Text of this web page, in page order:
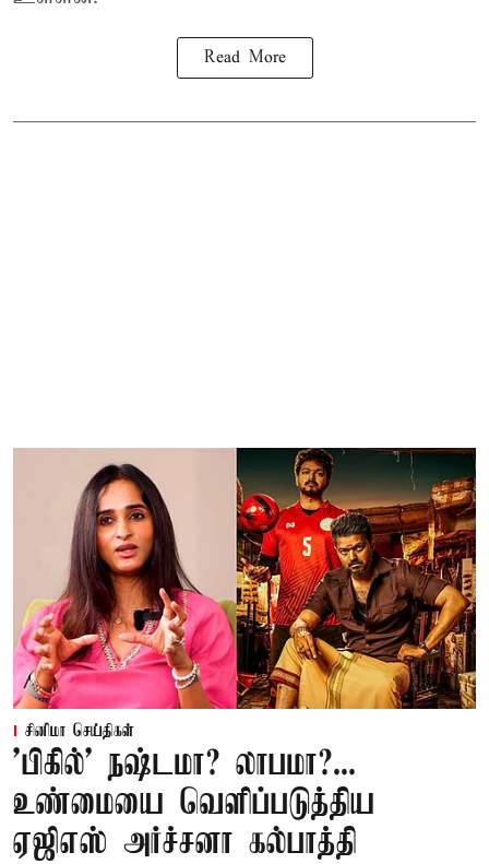
Read More
சினிமா செய்திகள்
'பிகில்' நஷ்டமா? லாபமா?...
உண்மையை வெளிப்படுத்திய
ஏஜிஎஸ் அர்ச்சனா கல்பாத்தி